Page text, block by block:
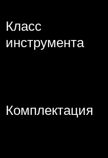
Класс
инструмента
Комплектация